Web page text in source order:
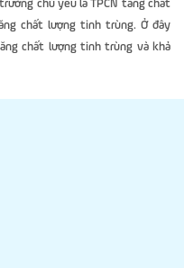
chủ yếu là TPCN tăng chất
chất lượng tinh trùng. Ở đây
chất lượng tinh trùng và khả